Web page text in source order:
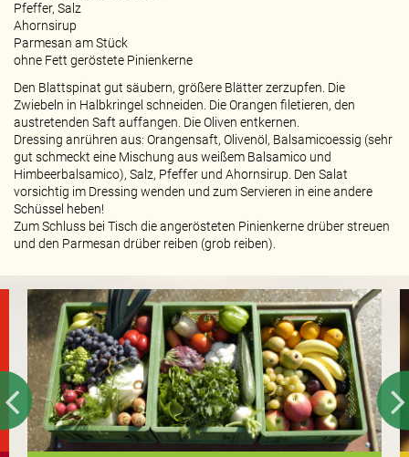
Pfeffer, Salz
Ahornsirup
Parmesan am Stück
ohne Fett geröstete Pinienkerne
Den Blattspinat gut säubern, größere Blätter zerzupfen. Die
Zwiebeln in Halbkringel schneiden. Die Orangen filetieren, den
austretenden Saft auffangen. Die Oliven entkernen.
Dressing anrühren aus: Orangensaft, Olivenöl, Balsamicoessig (sehr
gut schmeckt eine Mischung aus weißem Balsamico und
Himbeerbalsamico), Salz, Pfeffer und Ahornsirup. Den Salat
vorsichtig im Dressing wenden und zum Servieren in eine andere
Schüssel heben!
Zum Schluss bei Tisch die angerösteten Pinienkerne drüber streuen
und den Parmesan drüber reiben (grob reiben).